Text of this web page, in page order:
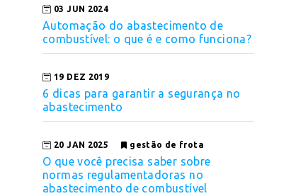
03 JUN 2024
Automação do abastecimento de
combustível: o que é e como funciona?
19 DEZ 2019
6 dicas para garantir a segurança no
abastecimento
20 JAN 2025 gestão de frota
O que você precisa saber sobre
normas regulamentadoras no
abastecimento de combustível